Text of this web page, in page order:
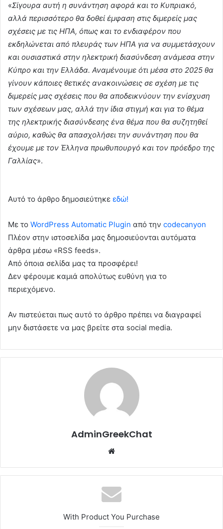
«Σίγουρα αυτή η συνάντηση αφορά και το Κυπριακό,
αλλά περισσότερο θα δοθεί έμφαση στις διμερείς μας
σχέσεις με τις ΗΠΑ, όπως και το ενδιαφέρον που
εκδηλώνεται από πλευράς των ΗΠΑ για να συμμετάσχουν
και ουσιαστικά στην ηλεκτρική διασύνδεση ανάμεσα στην
Κύπρο και την Ελλάδα. Αναμένουμε ότι μέσα στο 2025 θα
γίνουν κάποιες θετικές ανακοινώσεις σε σχέση με τις
διμερείς μας σχέσεις που θα αποδεικνύουν την ενίσχυση
των σχέσεων μας, αλλά την ίδια στιγμή και για το θέμα
της ηλεκτρικής διασύνδεσης ένα θέμα που θα συζητηθεί
αύριο, καθώς θα απασχολήσει την συνάντηση που θα
έχουμε με τον Έλληνα πρωθυπουργό και τον πρόεδρο της
Γαλλίας».
Αυτό το άρθρο δημοσιεύτηκε εδώ!
Με το WordPress Automatic Plugin από την codecanyon
Πλέον στην ιστοσελίδα μας δημοσιεύονται αυτόματα
άρθρα μέσω «RSS feeds».
Από όποια σελίδα μας τα προσφέρει!
Δεν φέρουμε καμιά απολύτως ευθύνη για το
περιεχόμενο.
Αν πιστεύεται πως αυτό το άρθρο πρέπει να διαγραφεί
μην διστάσετε να μας βρείτε στα social media.
AdminGreekChat
With Product You Purchase